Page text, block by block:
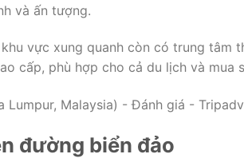
và ấn tượng.
vực xung quanh còn có trung tâm
cấp, phù hợp cho cả du lịch và mua
đường biển đảo